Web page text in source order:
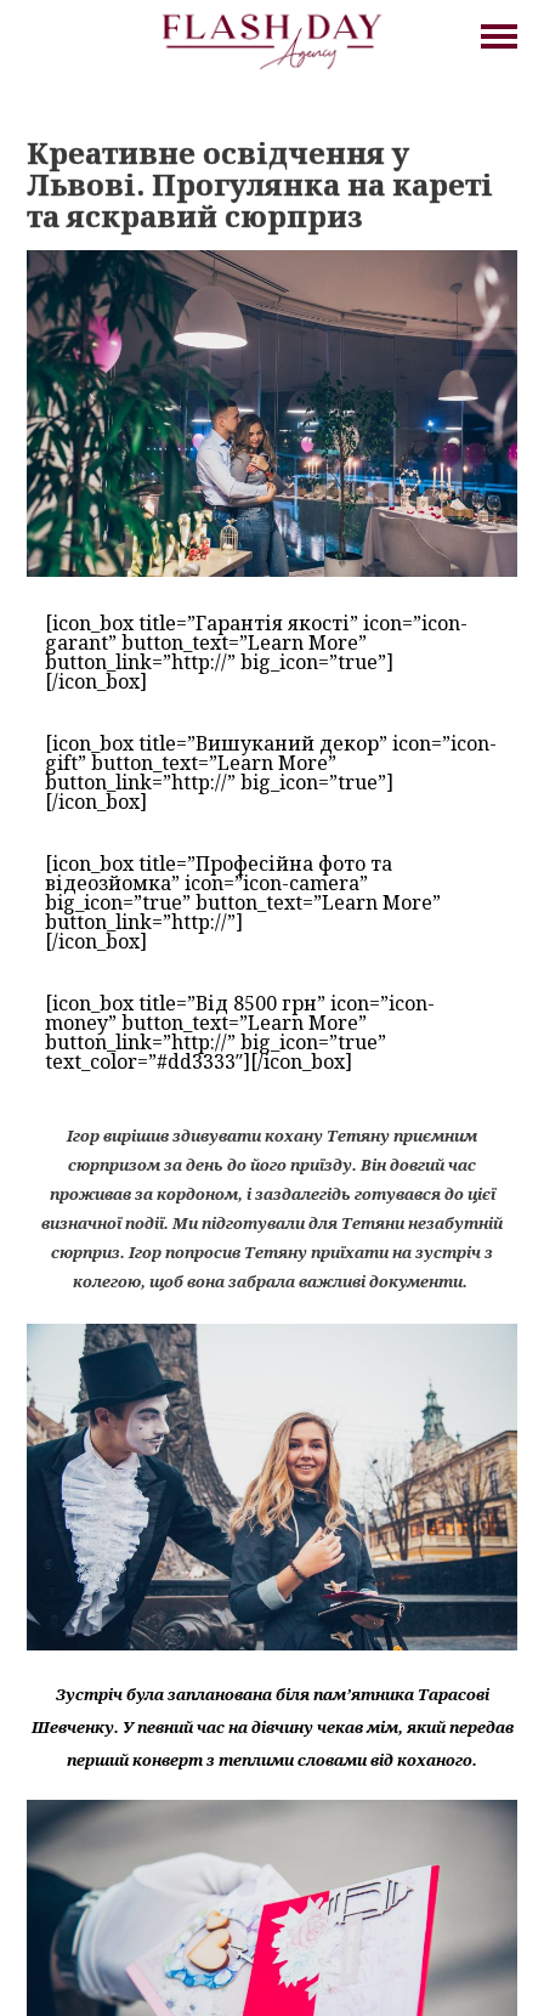
Креативне освідчення у
Львові. Прогулянка на кареті
та яскравий сюрприз
[icon_box title=”Гарантія якості” icon=”icon-
garant” button_text=”Learn More”
button_link=”http://” big_icon=”true”]
[/icon_box]
[icon_box title=”Вишуканий декор” icon=”icon-
gift” button_text=”Learn More”
button_link=”http://” big_icon=”true”]
[/icon_box]
[icon_box title=”Професійна фото та
відеозйомка” icon=”icon-camera”
big_icon=”true” button_text=”Learn More”
button_link=”http://”]
[/icon_box]
[icon_box title=”Від 8500 грн” icon=”icon-
money” button_text=”Learn More”
button_link=”http://” big_icon=”true”
text_color=”#dd3333″][/icon_box]
Ігор вирішив здивувати кохану Тетяну приємним
сюрпризом за день до його приїзду. Він довгий час
проживав за кордоном, і заздалегідь готувався до цієї
визначної події. Ми підготували для Тетяни незабутній
сюрприз. Ігор попросив Тетяну приїхати на зустріч з
колегою, щоб вона забрала важливі документи.
Зустріч була запланована біля пам’ятника Тарасові
Шевченку. У певний час на дівчину чекав мім, який передав
перший конверт з теплими словами від коханого.